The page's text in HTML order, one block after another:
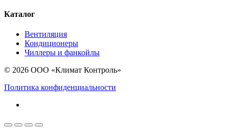
Каталог
Вентиляция
Кондиционеры
Чиллеры и фанкойлы
© 2026 ООО «Климат Контроль»
Политика конфиденциальности